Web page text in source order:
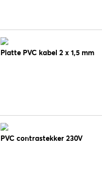
Platte PVC kabel 2 x 1,5 mm
PVC contrastekker 230V